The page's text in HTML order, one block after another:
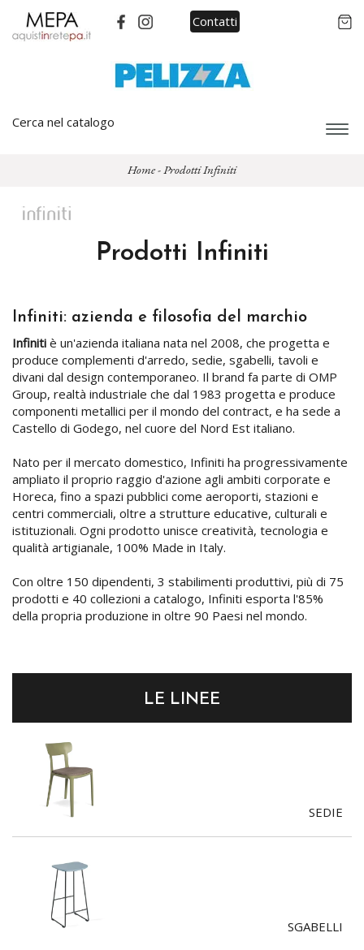
Contatti
Cerca nel catalogo
Home-Prodotti Infiniti
Prodotti Infiniti
Infiniti: azienda e filosofia del marchio
Infiniti è un'azienda italiana nata nel 2008, che progetta e
produce complementi d'arredo, sedie, sgabelli, tavoli e
divani dal design contemporaneo. Il brand fa parte di OMP
Group, realtà industriale che dal 1983 progetta e produce
componenti metallici per il mondo del contract, e ha sede a
Castello di Godego, nel cuore del Nord Est italiano.
Nato per il mercato domestico, Infiniti ha progressivamente
ampliato il proprio raggio d'azione agli ambiti corporate e
Horeca, fino a spazi pubblici come aeroporti, stazioni e
centri commerciali, oltre a strutture educative, culturali e
istituzionali. Ogni prodotto unisce creatività, tecnologia e
qualità artigianale, 100% Made in Italy.
Con oltre 150 dipendenti, 3 stabilimenti produttivi, più di 75
prodotti e 40 collezioni a catalogo, Infiniti esporta l'85%
della propria produzione in oltre 90 Paesi nel mondo.
LE LINEE
SEDIE
SGABELLI